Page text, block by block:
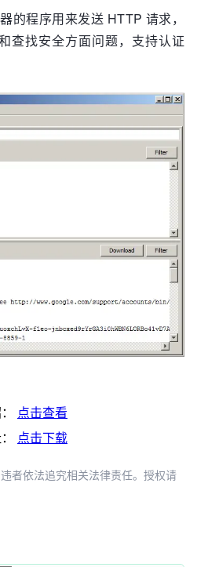
的程序用来发送 HTTP 请求，
查找安全方面问题，支持认证
点击查看
点击下载
者依法追究相关法律责任。授权请